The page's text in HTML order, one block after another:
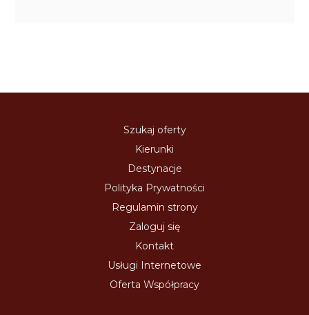
Szukaj oferty
Kierunki
Destynacje
Polityka Prywatności
Regulamin strony
Zaloguj się
Kontakt
Usługi Internetowe
Oferta Współpracy